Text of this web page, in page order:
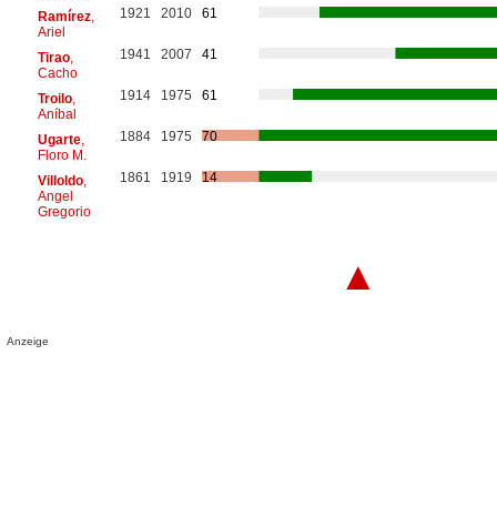
Ramírez,
Ariel
1921 2010 61
Tirao,
Cacho
1941 2007 41
Troilo,
Aníbal
1914 1975 61
Ugarte,
Floro M.
1884 1975 70
Villoldo,
Angel
Gregorio
1861 1919 14
▲
Anzeige